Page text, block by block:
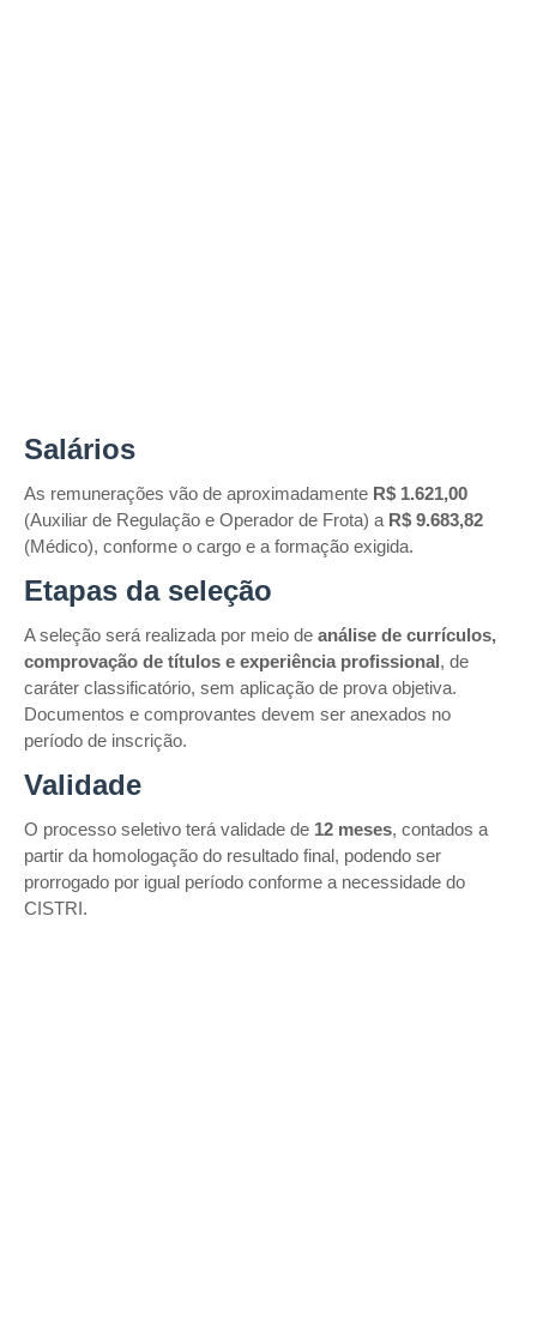
Salários
As remunerações vão de aproximadamente R$ 1.621,00
(Auxiliar de Regulação e Operador de Frota) a R$ 9.683,82
(Médico), conforme o cargo e a formação exigida.
Etapas da seleção
A seleção será realizada por meio de análise de currículos,
comprovação de títulos e experiência profissional, de
caráter classificatório, sem aplicação de prova objetiva.
Documentos e comprovantes devem ser anexados no
período de inscrição.
Validade
O processo seletivo terá validade de 12 meses, contados a
partir da homologação do resultado final, podendo ser
prorrogado por igual período conforme a necessidade do
CISTRI.